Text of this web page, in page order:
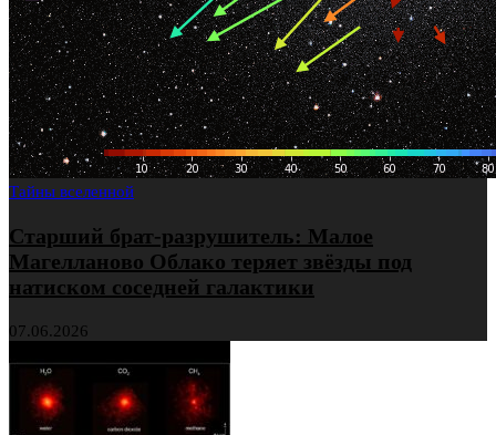
Тайны вселенной
Старший брат-разрушитель: Малое
Магелланово Облако теряет звёзды под
натиском соседней галактики
07.06.2026